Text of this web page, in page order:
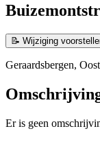
📝 Wijziging
Geraardsbergen,
Er is geen